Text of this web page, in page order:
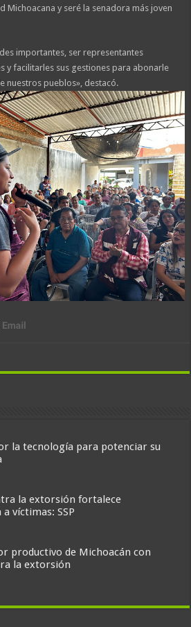
Michoacana y seré la senadora más joven
importantes, ser representantes
y facilitarles sus gestiones para abonarle
nuestros pueblos», destacó.
la tecnología para potenciar su
la extorsión fortalece
víctimas: SSP
productivo de Michoacán con
la extorsión